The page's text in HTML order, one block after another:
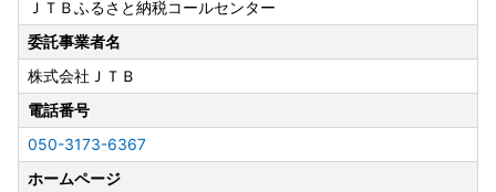
ＪＴＢふるさと納税コールセンター
委託事業者名
株式会社ＪＴＢ
電話番号
050-3173-6367
ホームページ